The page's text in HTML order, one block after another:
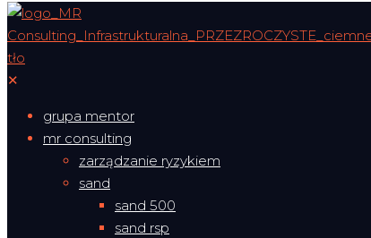
✕
grupa mentor
mr consulting
zarządzanie ryzykiem
sand
sand 500
sand rsp